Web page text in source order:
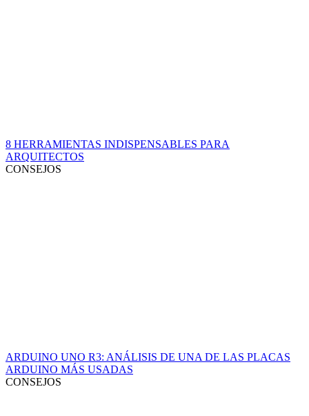
8 HERRAMIENTAS INDISPENSABLES PARA
ARQUITECTOS
CONSEJOS
ARDUINO UNO R3: ANÁLISIS DE UNA DE LAS PLACAS
ARDUINO MÁS USADAS
CONSEJOS